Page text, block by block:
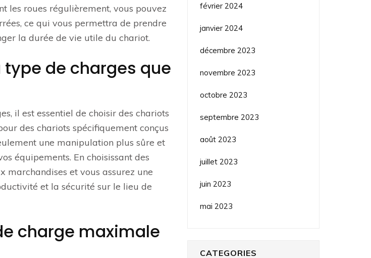
les roues régulièrement, vous pouvez
ce qui vous permettra de prendre
la durée de vie utile du chariot.
de charges que
il est essentiel de choisir des chariots
des chariots spécifiquement conçus
une manipulation plus sûre et
équipements. En choisissant des
marchandises et vous assurez une
et la sécurité sur le lieu de
charge maximale
février 2024
janvier 2024
décembre 2023
novembre 2023
octobre 2023
septembre 2023
août 2023
juillet 2023
juin 2023
mai 2023
CATEGORIES